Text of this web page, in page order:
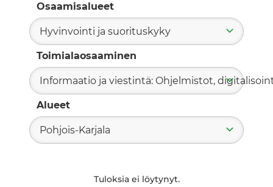
Osaamisalueet
Hyvinvointi ja suorituskyky
Toimialaosaaminen
Informaatio ja viestintä: Ohjelmistot,
Alueet
Pohjois-Karjala
Tuloksia ei löytynyt.